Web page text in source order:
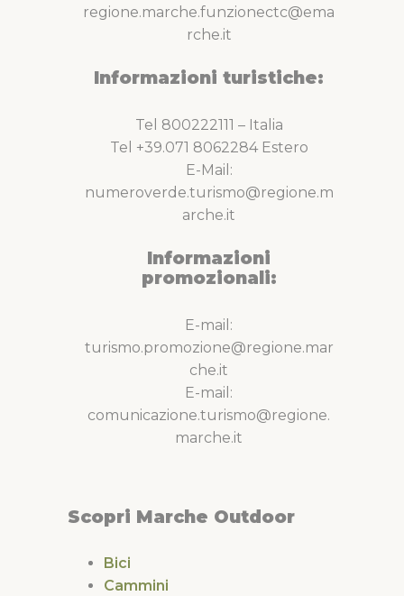
regione.marche.funzionectc@ema
rche.it
Informazioni turistiche:
Tel 800222111 – Italia
Tel +39.071 8062284 Estero
E-Mail:
numeroverde.turismo@regione.m
arche.it
Informazioni
promozionali:
E-mail:
turismo.promozione@regione.mar
che.it
E-mail:
comunicazione.turismo@regione.
marche.it
Scopri Marche Outdoor
Bici
Cammini